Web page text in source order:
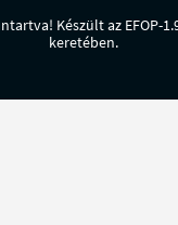
Készült az EFOP-
keretében.